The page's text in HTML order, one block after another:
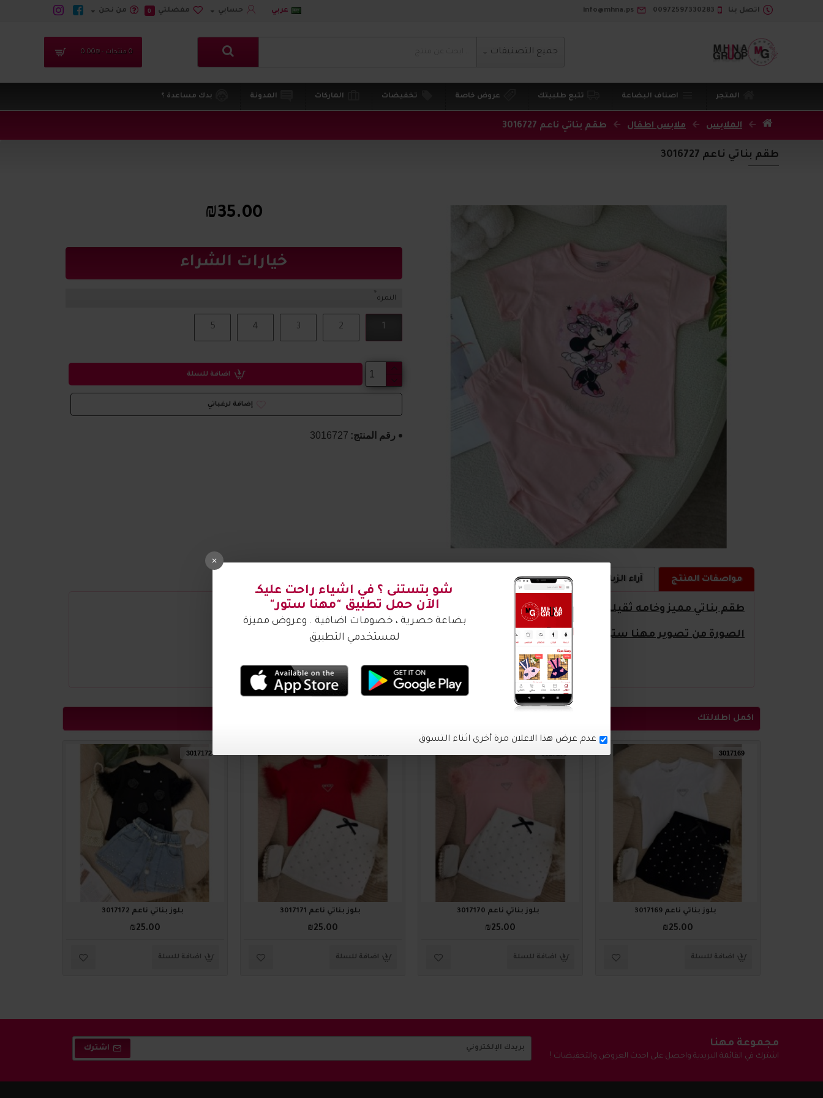
اتصل بنا 00972597330283
info@mhna.ps عربي حسابي مفضلتي 0 من نحن
جميع التصنيفات 0 منتجات - ₪0.00
المتجر اصناف البضاعة تتبع طلبيتك عروض خاصة تخفيضات الماركات المدونة بدك مساعدة ؟
الملابس ملابس اطفال طقم بناتي ناعم 3016727
طقم بناتي ناعم 3016727
رقم المنتج: 3016727
₪35.00
خيارات الشراء
النمرة
1
2
3
4
5
اضافة للسلة
إضافة لرغباتي
مواصفات المنتج آراء الزبائن كيف اشتري ؟
طقم بناتي مميز وخامه ثقيلة بالوان جميلة
الصورة من تصوير مهنا ستور
اكمل اطلالتك
3017169
بلوز بناتي ناعم 3017169
₪25.00
اضافة للسلة
بلوز بناتي ناعم 3017170
₪25.00
اضافة للسلة
بلوز بناتي ناعم 3017171
₪25.00
اضافة للسلة
3017172
بلوز بناتي ناعم 3017172
₪25.00
اضافة للسلة
مجموعة مهنا
اشترك في القائمة البريدية واحصل على احدث العروض والتخفيضات !
اشترك